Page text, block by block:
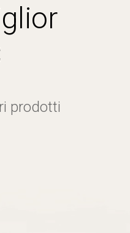
prodotti